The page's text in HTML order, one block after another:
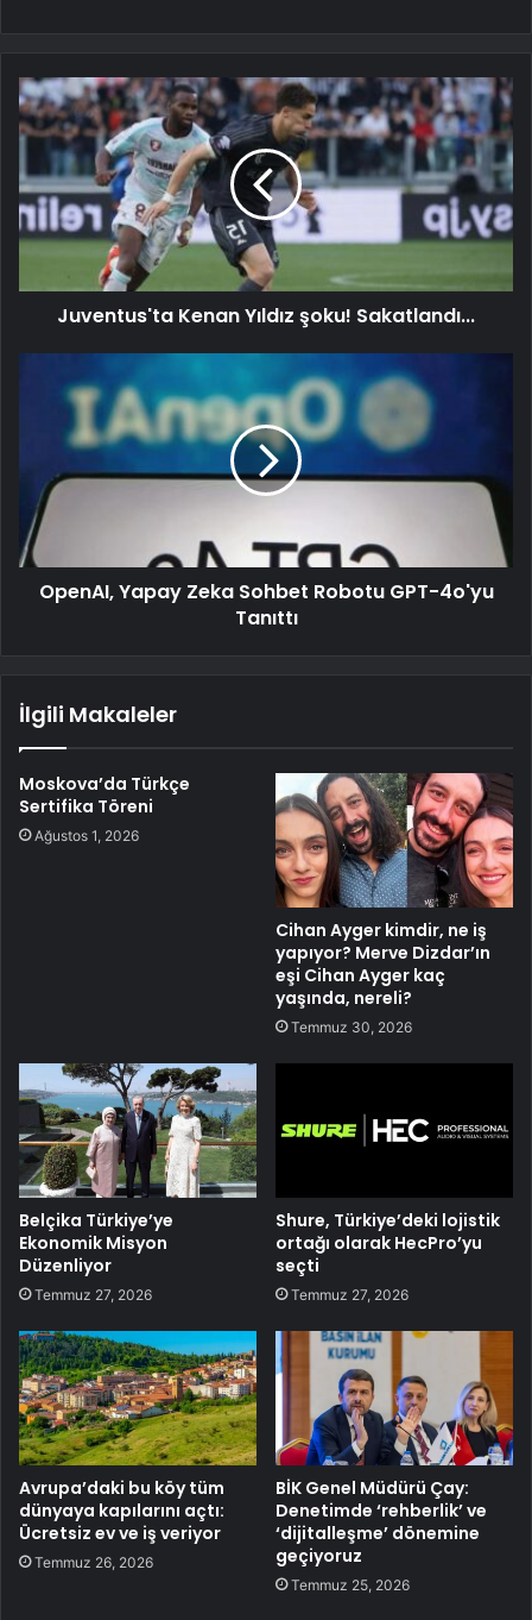
Juventus'ta Kenan Yıldız şoku! Sakatlandı...
OpenAI, Yapay Zeka Sohbet Robotu GPT-4o'yu
Tanıttı
İlgili Makaleler
Moskova’da Türkçe
Sertifika Töreni
Ağustos 1, 2026
Cihan Ayger kimdir, ne iş
yapıyor? Merve Dizdar’ın
eşi Cihan Ayger kaç
yaşında, nereli?
Temmuz 30, 2026
Belçika Türkiye’ye
Ekonomik Misyon
Düzenliyor
Temmuz 27, 2026
Shure, Türkiye’deki lojistik
ortağı olarak HecPro’yu
seçti
Temmuz 27, 2026
Avrupa’daki bu köy tüm
dünyaya kapılarını açtı:
Ücretsiz ev ve iş veriyor
Temmuz 26, 2026
BİK Genel Müdürü Çay:
Denetimde ‘rehberlik’ ve
‘dijitalleşme’ dönemine
geçiyoruz
Temmuz 25, 2026